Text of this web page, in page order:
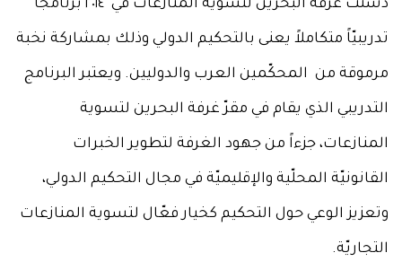
دشّنت غرفة البحرين لتسوية المنازعات في ٢٠١٤ برنامجاً
تدريبيّاً متكاملاً يعنى بالتحكيم الدولي وذلك بمشاركة نخبة
مرموقة من المحكّمين العرب والدوليين. ويعتبر البرنامج
التدريبي الذي يقام في مقرّ غرفة البحرين لتسوية
المنازعات، جزءاً من جهود الغرفة لتطوير الخبرات
القانونيّة المحلّية والإقليميّة في مجال التحكيم الدولي،
وتعزيز الوعي حول التحكيم كخيار فعّال لتسوية المنازعات
التجاريّة.